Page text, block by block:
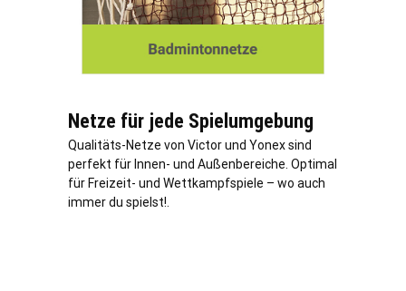
Netze für jede Spielumgebung
Qualitäts-Netze von Victor und Yonex sind
perfekt für Innen- und Außenbereiche. Optimal
für Freizeit- und Wettkampfspiele – wo auch
immer du spielst!.